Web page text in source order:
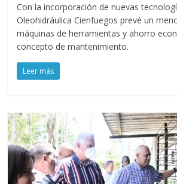
Con la incorporación de nuevas
Oleohidráulica Cienfuegos prevé un
máquinas de herramientas y ahorro
concepto de mantenimiento.
Leer más